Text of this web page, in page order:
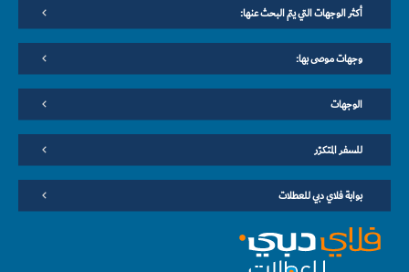
أكثر الوجهات التي يتم البحث عنها:
وجهات موصى بها:
الوجهات
للسفر المتكرّر
بوابة فلاي دبي للعطلات